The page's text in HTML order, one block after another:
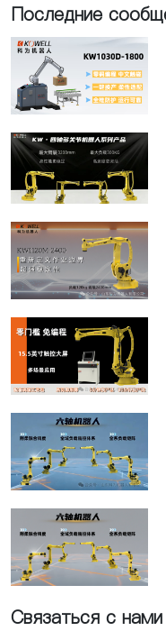
Последние
Связаться с нами